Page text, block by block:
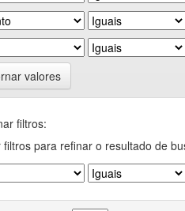
valores
filtros:
filtros para refinar o resultado de